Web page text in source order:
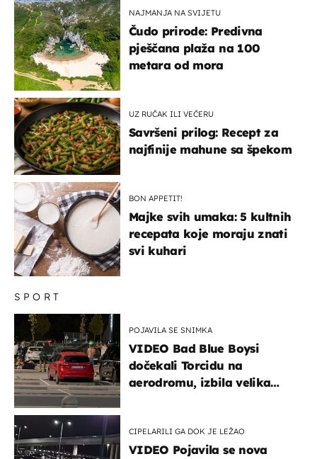
SPORT
POJAVILA SE SNIMKA
VIDEO Bad Blue Boysi
dočekali Torcidu na
aerodromu, izbila velika
CIPELARILI GA DOK JE LEŽAO
VIDEO Pojavila se nova
NAJMANJA NA SVIJETU
Čudo prirode: Predivna
pješčana plaža na 100
metara od mora
UZ RUČAK ILI VEČERU
Savršeni prilog: Recept za
najfinije mahune sa špekom
BON APPETIT!
Majke svih umaka: 5 kultnih
recepata koje moraju znati
svi kuhari